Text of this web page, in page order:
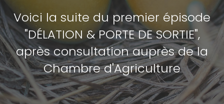
Voici la suite du premier épisode
"DÉLATION & PORTE DE SORTIE",
après consultation auprès de la
Chambre d'Agriculture